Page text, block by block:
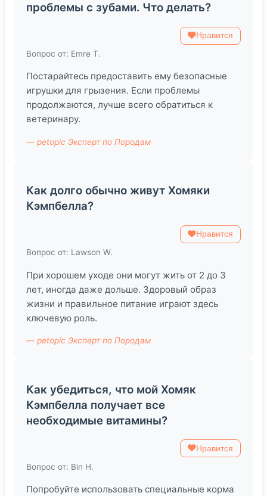
проблемы с зубами. Что делать?
Нравится
Вопрос от: Emre T.
Постарайтесь предоставить ему безопасные
игрушки для грызения. Если проблемы
продолжаются, лучше всего обратиться к
ветеринару.
— petopic Эксперт по Породам
Как долго обычно живут Хомяки
Кэмпбелла?
Нравится
Вопрос от: Lawson W.
При хорошем уходе они могут жить от 2 до 3
лет, иногда даже дольше. Здоровый образ
жизни и правильное питание играют здесь
ключевую роль.
— petopic Эксперт по Породам
Как убедиться, что мой Хомяк
Кэмпбелла получает все
необходимые витамины?
Нравится
Вопрос от: Bin H.
Попробуйте использовать специальные корма